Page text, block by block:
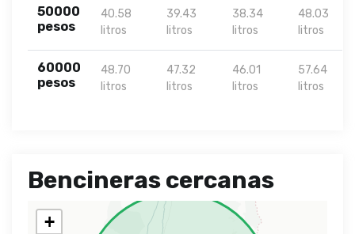
50000
pesos
40.58
litros
39.43
litros
38.34
litros
48.03
litros
60000
pesos
48.70
litros
47.32
litros
46.01
litros
57.64
litros
Bencineras cercanas
+